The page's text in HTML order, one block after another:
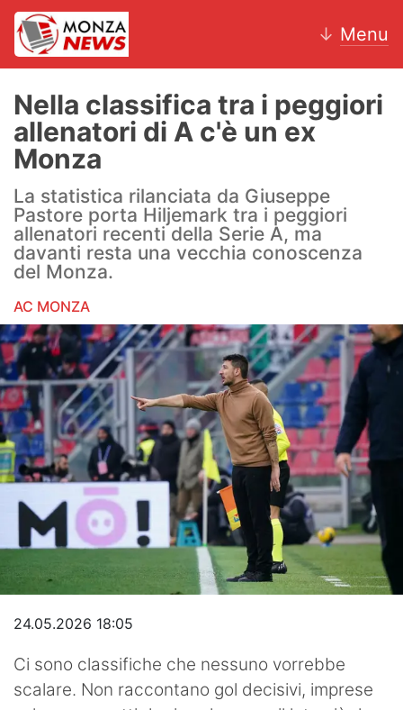
↓ Menu
News
AC Monza
Calcio
Motori
Volley
Hockey
Altri sport
Hockey
Pallanuoto
Pallamano
Altre
News
Turismo
Eventi
Nella classifica tra i peggiori
allenatori di A c'è un ex
Monza
La statistica rilanciata da Giuseppe
Pastore porta Hiljemark tra i peggiori
allenatori recenti della Serie A, ma
davanti resta una vecchia conoscenza
del Monza.
AC MONZA
24.05.2026 18:05
Ci sono classifiche che nessuno vorrebbe
scalare. Non raccontano gol decisivi, imprese